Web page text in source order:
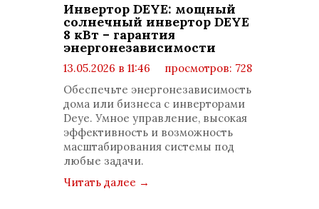
Инвертор DEYE: мощный
солнечный инвертор DEYE
8 кВт – гарантия
энергонезависимости
13.05.2026 в 11:46
просмотров: 728
комментариев: 0
Обеспечьте энергонезависимость
дома или бизнеса с инверторами
Deye. Умное управление, высокая
эффективность и возможность
масштабирования системы под
любые задачи.
Читать далее →